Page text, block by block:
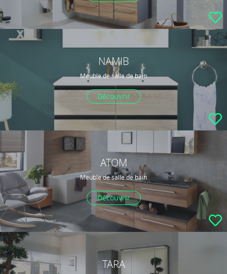
NAMIB
Meuble de salle de bain
Découvrir
ATOM
Meuble de salle de bain
Découvrir
TARA